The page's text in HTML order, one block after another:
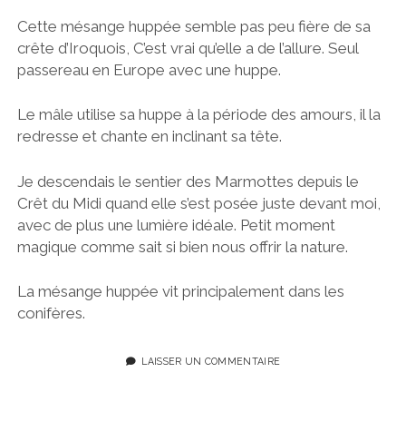
Cette mésange huppée semble pas peu fière de sa
crête d’Iroquois, C’est vrai qu’elle a de l’allure. Seul
passereau en Europe avec une huppe.
Le mâle utilise sa huppe à la période des amours, il la
redresse et chante en inclinant sa tête.
Je descendais le sentier des Marmottes depuis le
Crêt du Midi quand elle s’est posée juste devant moi,
avec de plus une lumière idéale. Petit moment
magique comme sait si bien nous offrir la nature.
La mésange huppée vit principalement dans les
conifères.
LAISSER UN COMMENTAIRE